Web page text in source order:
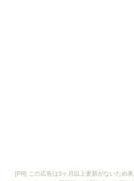
[PR] この広告は3ヶ月以上更新がないため表